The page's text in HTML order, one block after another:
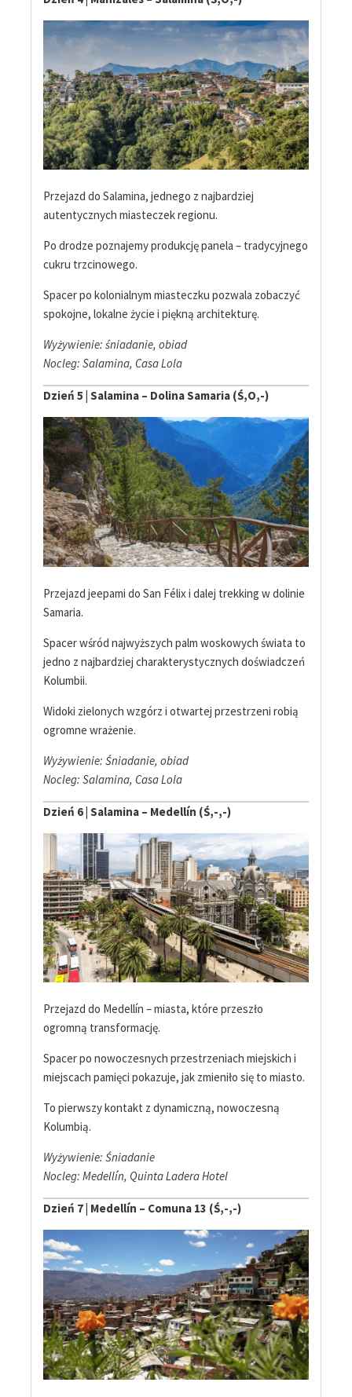
Przejazd do Salamina, jednego z najbardziej
autentycznych miasteczek regionu.
Po drodze poznajemy produkcję panela – tradycyjnego
cukru trzcinowego.
Spacer po kolonialnym miasteczku pozwala zobaczyć
spokojne, lokalne życie i piękną architekturę.
Wyżywienie: śniadanie, obiad
Nocleg: Salamina, Casa Lola
Dzień 5 | Salamina – Dolina Samaria (Ś,O,-)
Przejazd jeepami do San Félix i dalej trekking w dolinie
Samaria.
Spacer wśród najwyższych palm woskowych świata to
jedno z najbardziej charakterystycznych doświadczeń
Kolumbii.
Widoki zielonych wzgórz i otwartej przestrzeni robią
ogromne wrażenie.
Wyżywienie: Śniadanie, obiad
Nocleg: Salamina, Casa Lola
Dzień 6 | Salamina – Medellín (Ś,-,-)
Przejazd do Medellín – miasta, które przeszło
ogromną transformację.
Spacer po nowoczesnych przestrzeniach miejskich i
miejscach pamięci pokazuje, jak zmieniło się to miasto.
To pierwszy kontakt z dynamiczną, nowoczesną
Kolumbią.
Wyżywienie: Śniadanie
Nocleg: Medellín, Quinta Ladera Hotel
Dzień 7 | Medellín – Comuna 13 (Ś,-,-)